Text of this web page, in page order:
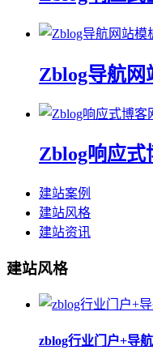
Zblog导航网
Zblog响应
建站案例
建站风格
建站资讯
建站风格
zblog行业门户+导